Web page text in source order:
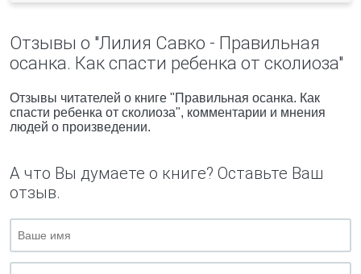
Отзывы о "Лилия Савко - Правильная
осанка. Как спасти ребенка от сколиоза"
Отзывы читателей о книге "Правильная осанка. Как
спасти ребенка от сколиоза", комментарии и мнения
людей о произведении.
А что Вы думаете о книге? Оставьте Ваш
отзыв.